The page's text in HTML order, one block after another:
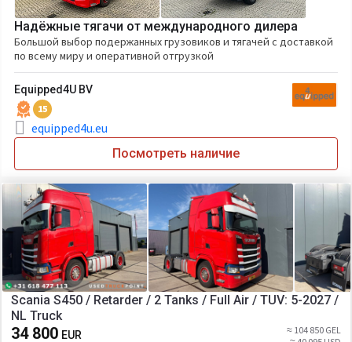
Надёжные тягачи от международного дилера
Большой выбор подержанных грузовиков и тягачей с доставкой
по всему миру и оперативной отгрузкой
Equipped4U BV
15
equipped4u.eu
Посмотреть наличие
Scania S450 / Retarder / 2 Tanks / Full Air / TUV: 5-2027 /
NL Truck
34 800 EUR
≈ 104 850 GEL